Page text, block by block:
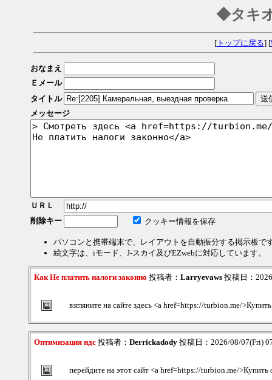
◆タキ
[トップに戻る] [
おなまえ
Ｅメール
タイトル
メッセージ
ＵＲＬ
削除キー
クッキー情報を保存
パソコンと携帯端末で、レイアウトを自動振分する掲示板で
絵文字は、iモード、J-スカイ及びEZwebに対応しています。
Как Не платить налоги законно 投稿者： Larryevaws 投稿日：
взгляните на сайте здесь <a href=https://turbion.me/
Оптимизация ндс 投稿者： Derrickadody 投稿日：2026/08/07(Fri)
перейдите на этот сайт <a href=https://turbion.me/>Купить